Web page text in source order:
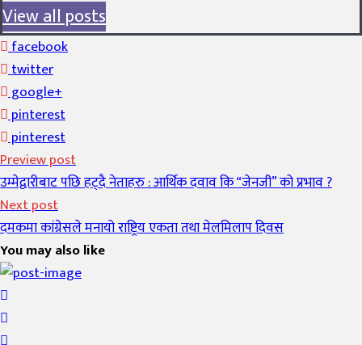
View all posts
facebook
twitter
google+
pinterest
pinterest
Preview post
उम्मेद्वारीबाट पछि हट्दै नेताहरु : आर्थिक दवाव कि “जेनजी” को प्रभाव ?
Next post
दमकमा कांग्रेसले मनायो राष्ट्रिय एकता तथा मेलमिलाप दिवस
You may also like